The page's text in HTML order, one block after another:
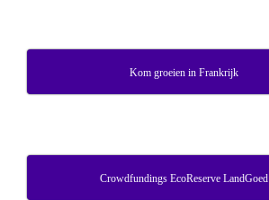
Kom groeien in Frankrijk
Crowdfundings EcoReserve LandGoed